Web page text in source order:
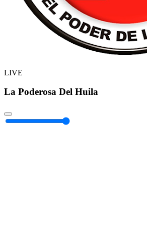
LIVE
La Poderosa Del Huila